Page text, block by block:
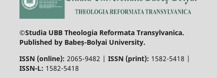
©Studia UBB Theologia Reformata Transylvanica.
Published by Babeș-Bolyai University.
ISSN (online): 2065-9482 | ISSN (print): 1582-5418 |
ISSN-L: 1582-5418